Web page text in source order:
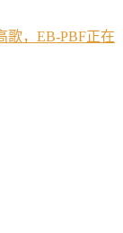
歌，EB-PBF正在